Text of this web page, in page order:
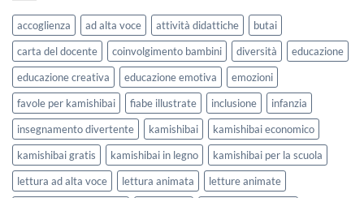
Settembre
2026
lavorare
sull’accoglienza
a
scuola
accoglienza ad alta voce attività didattiche
butai
carta del docente
coinvolgimento bambini diversità
educazione
educazione creativa
educazione emotiva
emozioni
favole per kamishibai
fiabe illustrate inclusione
infanzia
insegnamento divertente
kamishibai
kamishibai economico
kamishibai gratis
kamishibai in legno
kamishibai per la scuola
lettura ad alta voce
lettura animata
letture animate